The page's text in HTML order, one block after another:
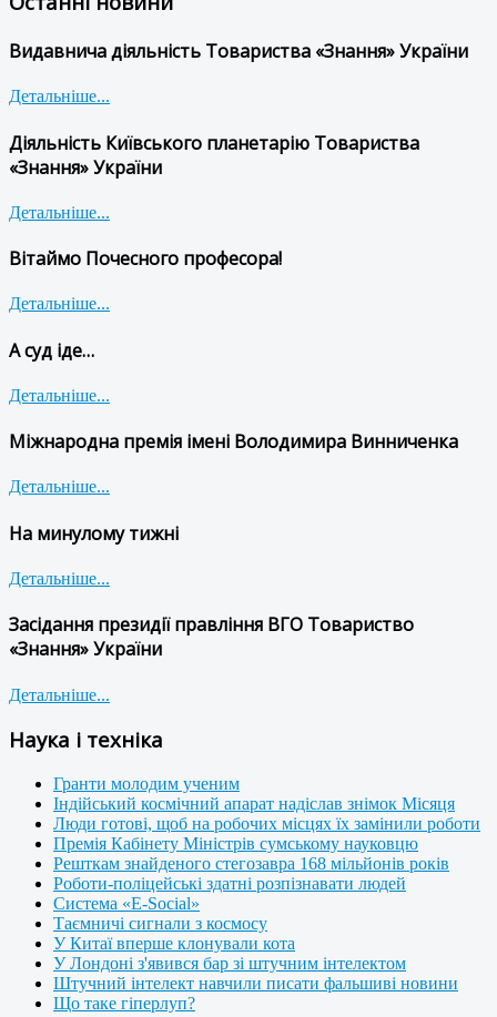
Видавнича діяльність Товариства «Знання» України
Детальніше...
Діяльність Київського планетарію Товариства
«Знання» України
Детальніше...
Вітаймо Почесного професора!
Детальніше...
А суд іде…
Детальніше...
Міжнародна премія імені Володимира Винниченка
Детальніше...
На минулому тижні
Детальніше...
Засідання президії правління ВГО Товариство
«Знання» України
Детальніше...
Наука і техніка
Гранти молодим ученим
Індійський космічний апарат надіслав знімок Місяця
Люди готові, щоб на робочих місцях їх замінили роботи
Премія Кабінету Міністрів сумському науковцю
Решткам знайденого стегозавра 168 мільйонів років
Роботи-поліцейські здатні розпізнавати людей
Система «E-Social»
Таємничі сигнали з космосу
У Китаї вперше клонували кота
У Лондоні з'явився бар зі штучним інтелектом
Штучний інтелект навчили писати фальшиві новини
Що таке гіперлуп?